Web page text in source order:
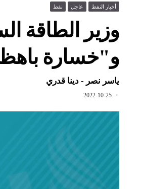
أخبار النفط عاجل نفط
وزير الطاقة
و"خسارة
ياسر نصر - دينا قدري
2022-10-25